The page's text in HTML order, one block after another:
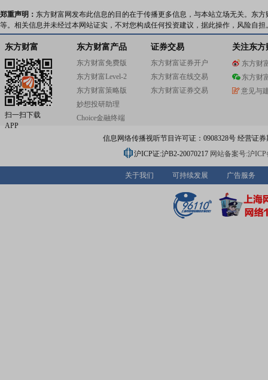
郑重声明： 东方财富网发布此信息的目的在于传播更多信息，与本站立场无关。东
等。相关信息并未经过本网站证实，不对您构成任何投资建议，据此操作，风险自担